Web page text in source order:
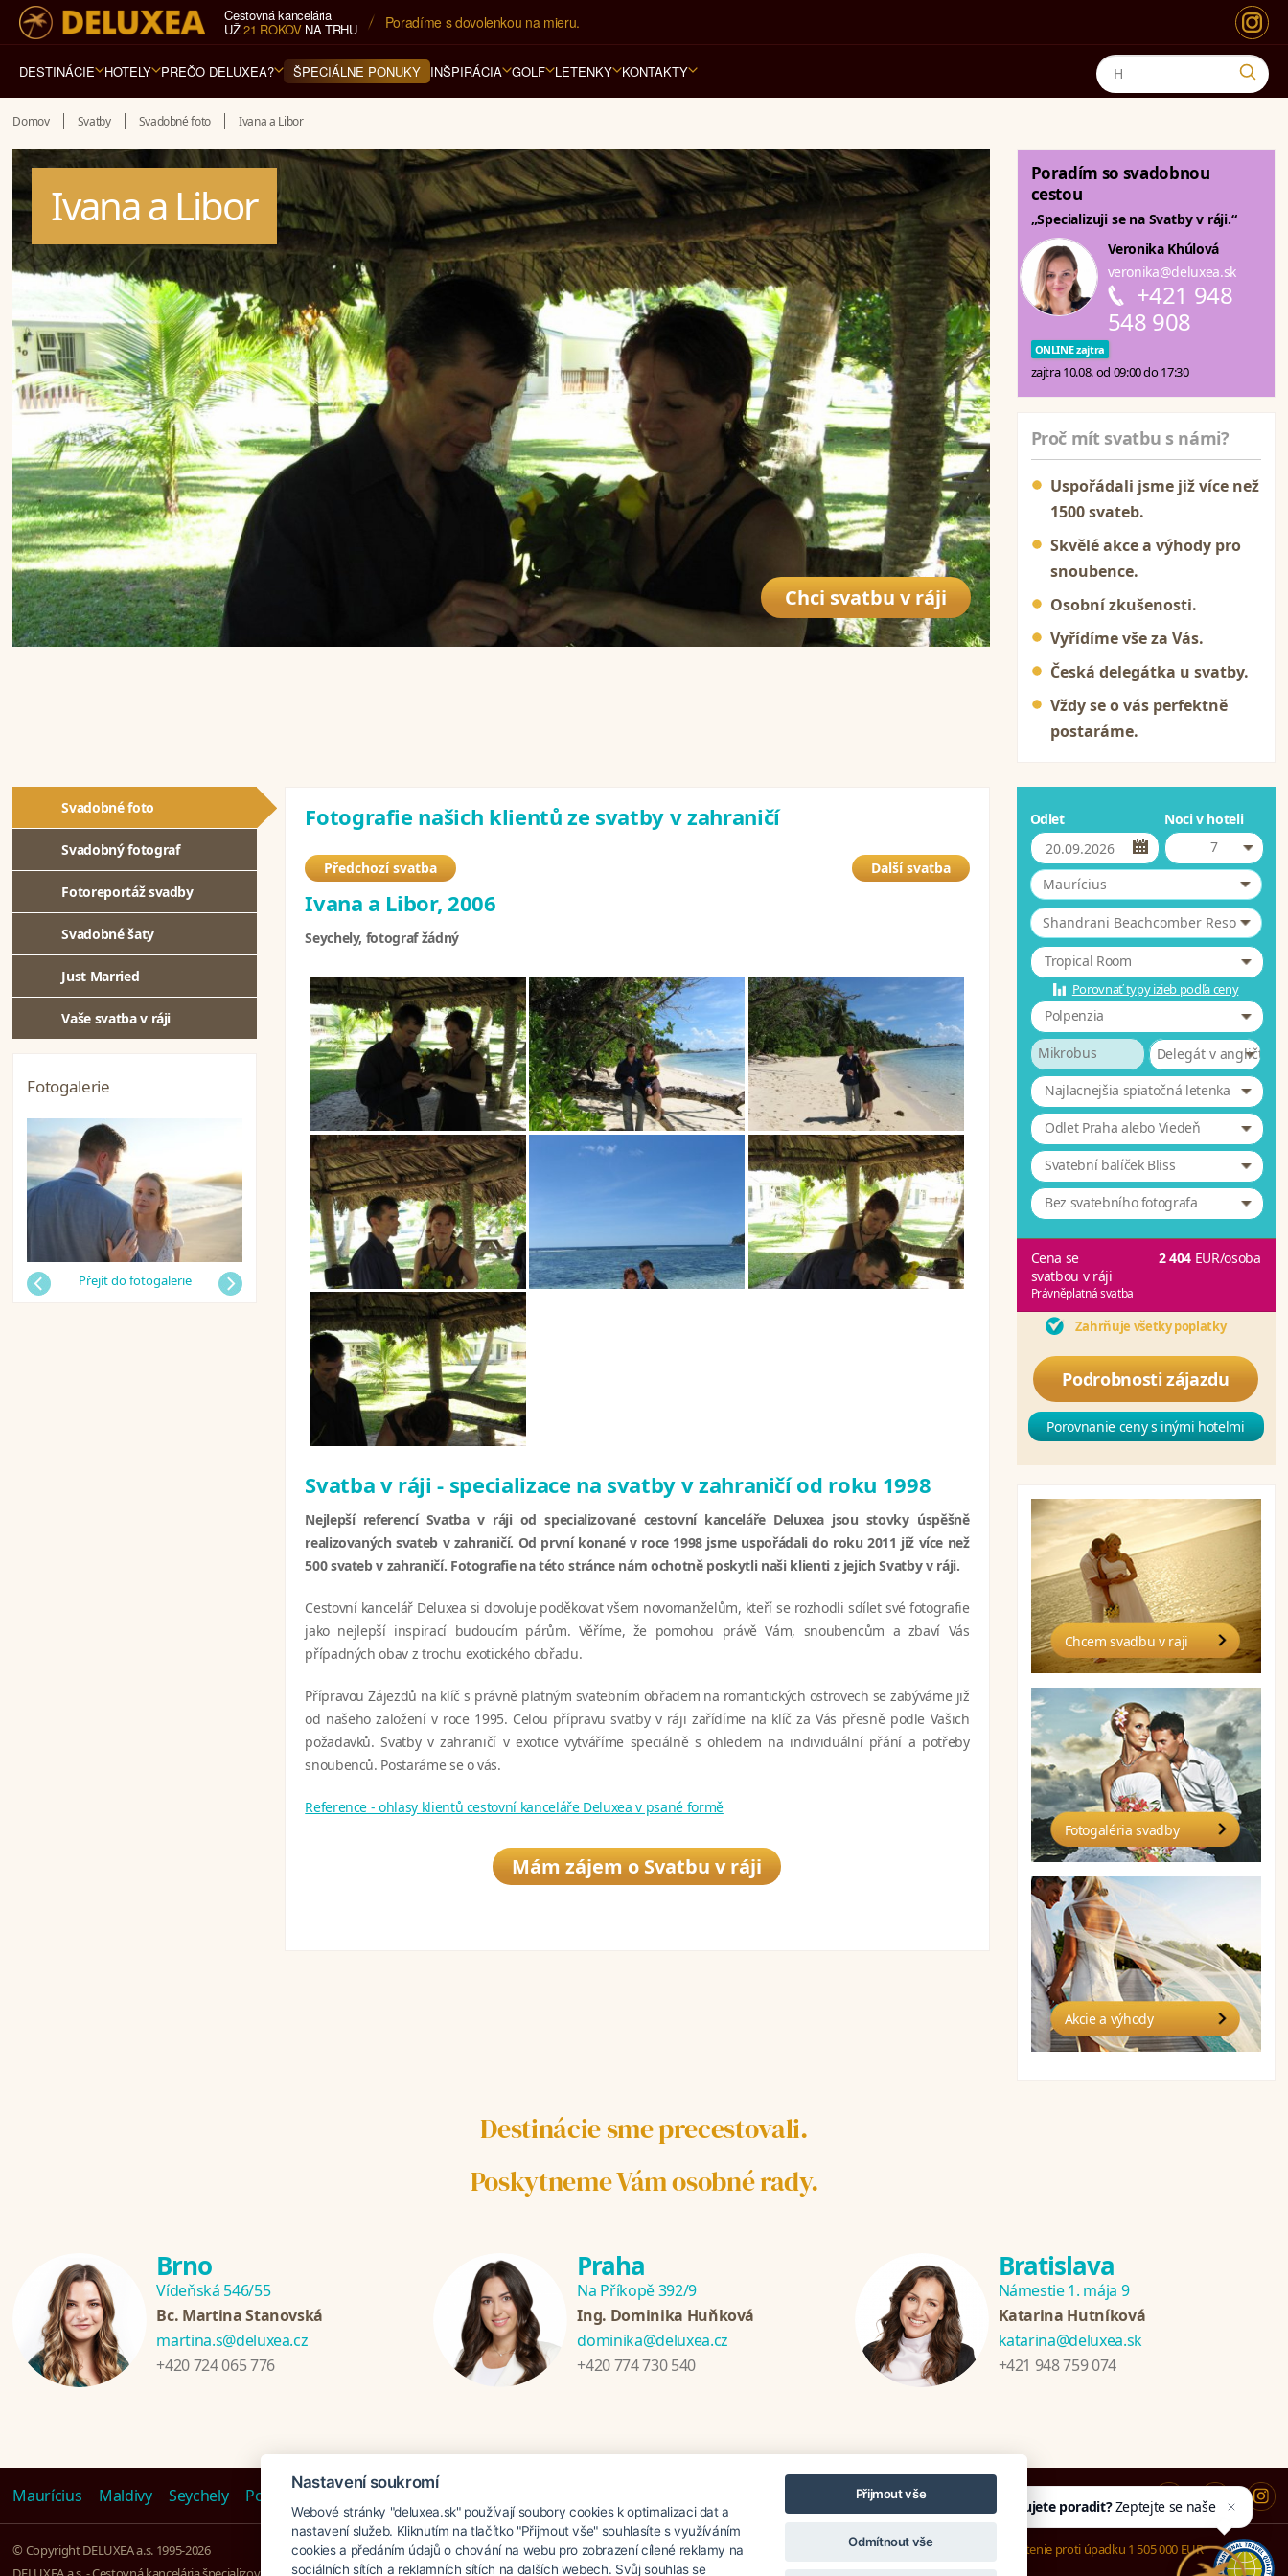
Cestovná kancelária
UŽ21 ROKOVNA TRHU 5* cestovná kancelária na luxusnú dovolenku od 4.000 EUR.
DESTINÁCIE HOTELY PREČO DELUXEA? ŠPECIÁLNE PONUKY INŠPIRÁCIA GOLF LETENKY KONTAKTY
Domov Svatby Svadobné foto Ivana a Libor
Ivana a Libor
Chci svatbu v ráji
Poradím so svadobnou
cestou
„Specializuji se na Svatby v ráji.“
Veronika Khúlová
veronika@deluxea.sk
+421 948
548 908
ONLINE zajtra
zajtra 10.08. od 09:00 do 17:30
Proč mít svatbu s námi?
Uspořádali jsme již více než
1500 svateb.
Skvělé akce a výhody pro
snoubence.
Osobní zkušenosti.
Vyřídíme vše za Vás.
Česká delegátka u svatby.
Vždy se o vás perfektně
postaráme.
Svadobné foto
Svadobný fotograf
Fotoreportáž svadby
Svadobné šaty
Just Married
Vaše svatba v ráji
Fotogalerie
Předchozí
Přejít do fotogalerie
Fotografie našich klientů ze svatby v zahraničí
Předchozí svatba Další svatba
Ivana a Libor, 2006
Seychely, fotograf žádný
Svatba v ráji - specializace na svatby v zahraničí od roku 1998
Nejlepší referencí Svatba v ráji od specializované cestovní kanceláře Deluxea jsou stovky úspěšně
realizovaných svateb v zahraničí. Od první konané v roce 1998 jsme uspořádali do roku 2011 již více než
500 svateb v zahraničí. Fotografie na této stránce nám ochotně poskytli naši klienti z jejich Svatby v ráji.
Cestovní kancelář Deluxea si dovoluje poděkovat všem novomanželům, kteří se rozhodli sdílet své fotografie
jako nejlepší inspirací budoucím párům. Věříme, že pomohou právě Vám, snoubencům a zbaví Vás
případných obav z trochu exotického obřadu.
Přípravou Zájezdů na klíč s právně platným svatebním obřadem na romantických ostrovech se zabýváme již
od našeho založení v roce 1995. Celou přípravu svatby v ráji zařídíme na klíč za Vás přesně podle Vašich
požadavků. Svatby v zahraničí v exotice vytváříme speciálně s ohledem na individuální přání a potřeby
snoubenců. Postaráme se o vás.
Reference - ohlasy klientů cestovní kanceláře Deluxea v psané formě
Mám zájem o Svatbu v ráji
Odlet
Noci v hoteli
7
Maurícius
Shandrani Beachcomber Resort & 4
Tropical Room
Porovnať typy izieb podľa ceny
Polpenzia
Mikrobus
Delegát v angličtině
Najlacnejšia spiatočná letenka
Odlet Praha alebo Viedeň
Svatební balíček Bliss
Bez svatebního fotografa
Cena se
svatbou v ráji
Právněplatná svatba
2 404 EUR/osoba
Zahrňuje všetky poplatky
Podrobnosti zájazdu
Porovnanie ceny s inými hotelmi
Chcem svadbu v raji
Fotogaléria svadby
Akcie a výhody
Destinácie sme precestovali.
Poskytneme Vám osobné rady.
Brno
Vídeňská 546/55
Bc. Martina Stanovská
martina.s@deluxea.cz
+420 724 065 776
Praha
Na Příkopě 392/9
Ing. Dominika Huňková
dominika@deluxea.cz
+420 774 730 540
Bratislava
Námestie 1. mája 9
Katarina Hutníková
katarina@deluxea.sk
+421 948 759 074
Maurícius Maldivy Seychely Polynézia Emiráty Tanzánia
© Copyright DELUXEA a.s. 1995-2026
Poistenie proti úpadku 1 505 000 EUR
Nastavení soukromí
Webové stránky "deluxea.sk" používají soubory cookies k optimalizaci dat a
nastavení služeb. Kliknutím na tlačítko "Přijmout vše" souhlasíte s využíváním
cookies a předáním údajů o chování na webu pro zobrazení cílené reklamy na
sociálních sítích a reklamních sítích na dalších webech. Svůj souhlas se
Přijmout vše
Odmítnout vše
Potřebujete poradit?Zeptejte se našeho
asistentaChettyho.